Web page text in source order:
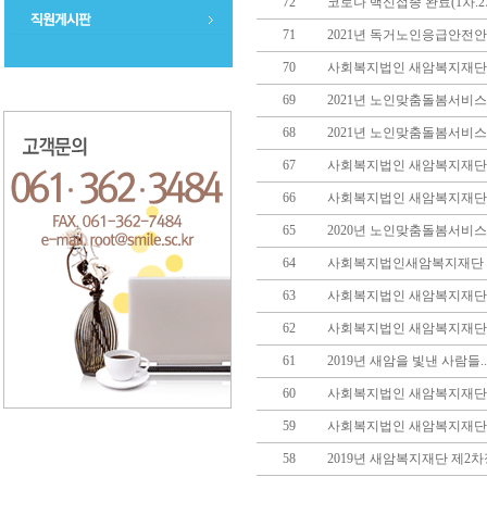
71 2021년 독거노인응급안전
70 사회복지법인 새암복지재
69 2021년 노인맞춤돌봄서비
68 2021년 노인맞춤돌봄서비
67 사회복지법인 새암복지재
66 사회복지법인 새암복지재
65 2020년 노인맞춤돌봄서비
64 사회복지법인새암복지재
63 사회복지법인 새암복지재
62 사회복지법인 새암복지재
61 2019년 새암을 빛낸 사람들
60 사회복지법인 새암복지재
59 사회복지법인 새암복지재
58 2019년 새암복지재단 제2